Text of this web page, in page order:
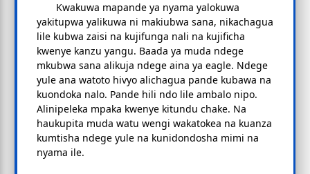
Kwakuwa mapande ya nyama yalokuwa
yakitupwa yalikuwa ni makiubwa sana, nikachagua
lile kubwa zaisi na kujifunga nali na kujificha
kwenye kanzu yangu. Baada ya muda ndege
mkubwa sana alikuja ndege aina ya eagle. Ndege
yule ana watoto hivyo alichagua pande kubawa na
kuondoka nalo. Pande hili ndo lile ambalo nipo.
Alinipeleka mpaka kwenye kitundu chake. Na
haukupita muda watu wengi wakatokea na kuanza
kumtisha ndege yule na kunidondosha mimi na
nyama ile.